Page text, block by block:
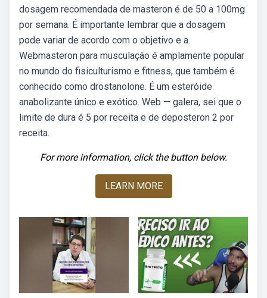
dosagem recomendada de masteron é de 50 a 100mg
por semana. É importante lembrar que a dosagem
pode variar de acordo com o objetivo e a.
Webmasteron para musculação é amplamente popular
no mundo do fisiculturismo e fitness, que também é
conhecido como drostanolone. É um esteróide
anabolizante único e exótico. Web — galera, sei que o
limite de dura é 5 por receita e de deposteron 2 por
receita.
For more information, click the button below.
LEARN MORE